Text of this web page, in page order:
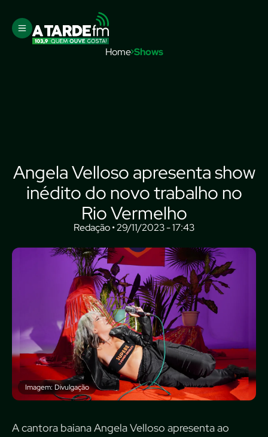
Home Shows
Angela Velloso apresenta show
inédito do novo trabalho no
Rio Vermelho
Redação • 29/11/2023 - 17:43
Imagem: Divulgação
A cantora baiana Angela Velloso apresenta ao